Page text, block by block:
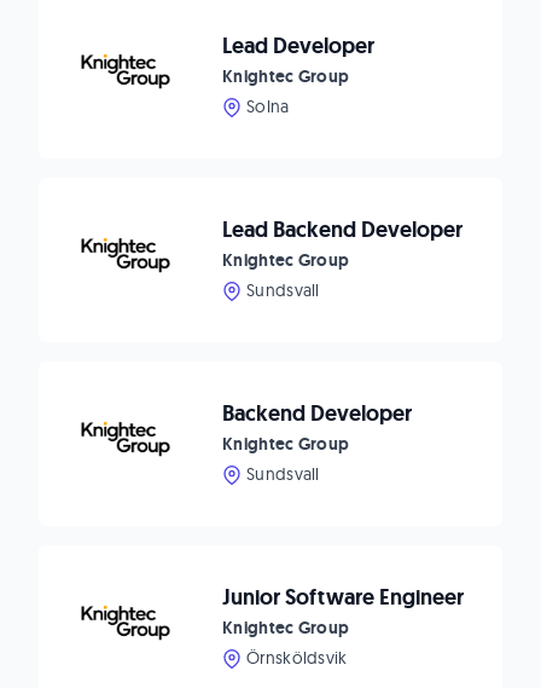
Lead Developer
Knightec Group
Solna
Lead Backend Developer
Knightec Group
Sundsvall
Backend Developer
Knightec Group
Sundsvall
Junior Software Engineer
Knightec Group
Örnsköldsvik